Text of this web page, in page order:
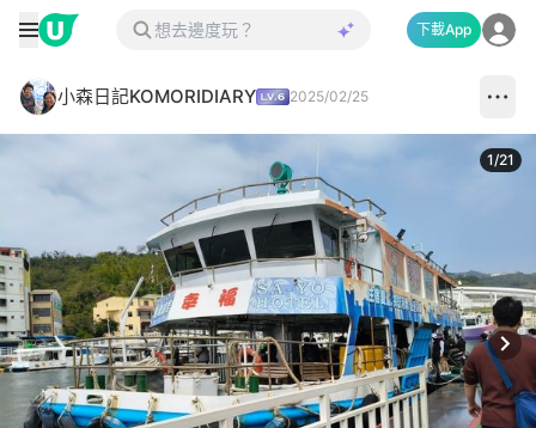
下載App
小森日記KOMORIDIARY 2025/02/25
1/21